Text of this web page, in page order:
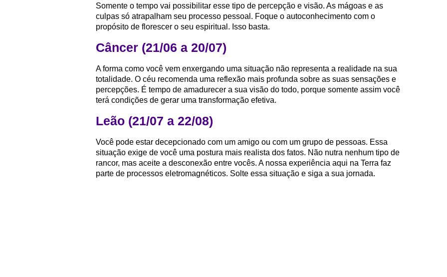
Somente o tempo vai possibilitar esse tipo de percepção e visão. As mágoas e as
culpas só atrapalham seu processo pessoal. Foque o autoconhecimento com o
propósito de florescer o seu espiritual. Isso basta.
Câncer (21/06 a 20/07)
A forma como você vem enxergando uma situação não representa a realidade na sua
totalidade. O céu recomenda uma reflexão mais profunda sobre as suas sensações e
percepções. É tempo de amadurecer a sua visão do todo, porque somente assim você
terá condições de gerar uma transformação efetiva.
Leão (21/07 a 22/08)
Você pode estar decepcionado com um amigo ou com um grupo de pessoas. Essa
situação exige de você uma postura mais realista dos fatos. Não nutra nenhum tipo de
rancor, mas aceite a desconexão entre vocês. A nossa experiência aqui na Terra faz
parte de processos eletromagnéticos. Solte essa situação e siga a sua jornada.